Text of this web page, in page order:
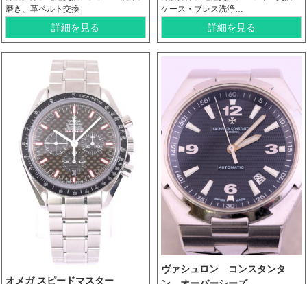
磨き、革ベルト交換
詳細を見る
ケース・ブレス洗浄…
詳細を見る
オメガ スピードマスター
ヴァシュロン コンスタンタ